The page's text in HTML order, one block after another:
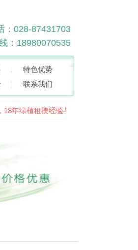
：028-87431703
：18980070535
特色优势
联系我们
年绿植租摆经验与技术沉淀，品质高、